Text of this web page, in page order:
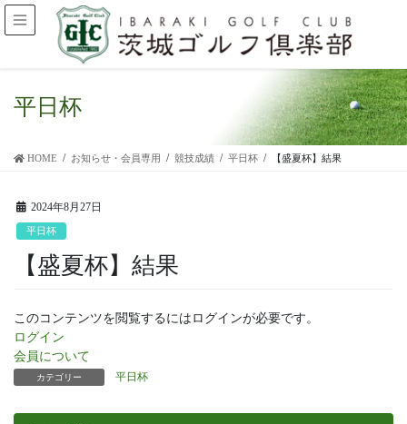
平日杯
HOME お知らせ・会員専用 競技成績 平日杯 【盛夏杯】結果
2024年8月27日
平日杯
【盛夏杯】結果
このコンテンツを閲覧するにはログインが必要です。
ログイン
会員について
カテゴリー 平日杯